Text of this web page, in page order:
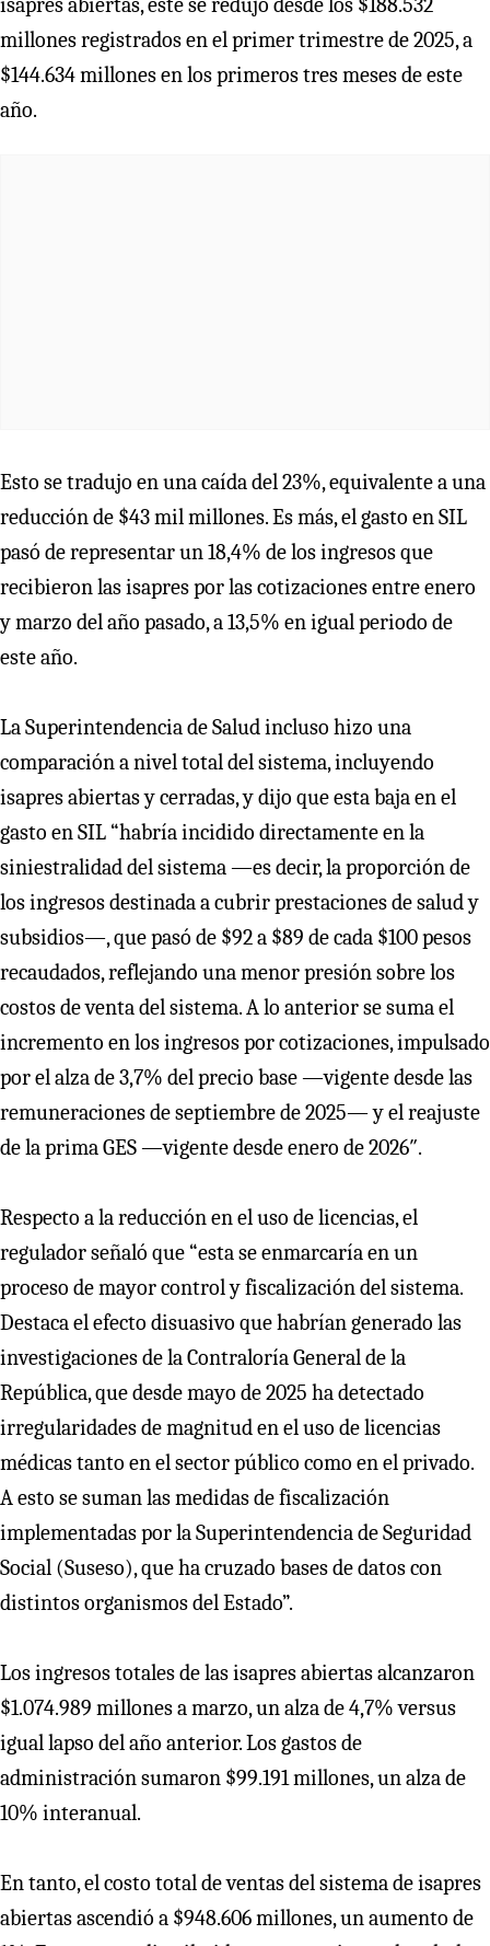
millones registrados en el primer trimestre de 2025, a
$144.634 millones en los primeros tres meses de este
año.
Esto se tradujo en una caída del 23%, equivalente a una
reducción de $43 mil millones. Es más, el gasto en SIL
pasó de representar un 18,4% de los ingresos que
recibieron las isapres por las cotizaciones entre enero
y marzo del año pasado, a 13,5% en igual periodo de
este año.
La Superintendencia de Salud incluso hizo una
comparación a nivel total del sistema, incluyendo
isapres abiertas y cerradas, y dijo que esta baja en el
gasto en SIL “habría incidido directamente en la
siniestralidad del sistema —es decir, la proporción de
los ingresos destinada a cubrir prestaciones de salud y
subsidios—, que pasó de $92 a $89 de cada $100 pesos
recaudados, reflejando una menor presión sobre los
costos de venta del sistema. A lo anterior se suma el
incremento en los ingresos por cotizaciones, impulsado
por el alza de 3,7% del precio base —vigente desde las
remuneraciones de septiembre de 2025— y el reajuste
de la prima GES —vigente desde enero de 2026″.
Respecto a la reducción en el uso de licencias, el
regulador señaló que “esta se enmarcaría en un
proceso de mayor control y fiscalización del sistema.
Destaca el efecto disuasivo que habrían generado las
investigaciones de la Contraloría General de la
República, que desde mayo de 2025 ha detectado
irregularidades de magnitud en el uso de licencias
médicas tanto en el sector público como en el privado.
A esto se suman las medidas de fiscalización
implementadas por la Superintendencia de Seguridad
Social (Suseso), que ha cruzado bases de datos con
distintos organismos del Estado”.
Los ingresos totales de las isapres abiertas alcanzaron
$1.074.989 millones a marzo, un alza de 4,7% versus
igual lapso del año anterior. Los gastos de
administración sumaron $99.191 millones, un alza de
10% interanual.
En tanto, el costo total de ventas del sistema de isapres
abiertas ascendió a $948.606 millones, un aumento de